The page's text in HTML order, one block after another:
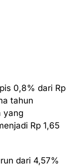
0,8% dari Rp
tahun
yang
Rp 1,65
dari 4,57%